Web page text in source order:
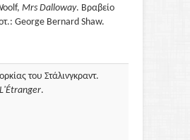
Mrs Dalloway. Βραβείο
George Bernard Shaw.
του Στάλινγκραντ.
L'Étranger.